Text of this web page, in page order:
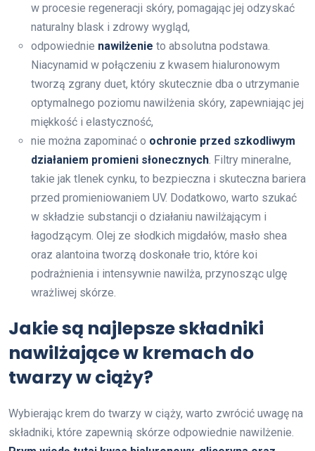
w procesie regeneracji skóry, pomagając jej odzyskać
naturalny blask i zdrowy wygląd,
odpowiednie nawilżenie to absolutna podstawa.
Niacynamid w połączeniu z kwasem hialuronowym
tworzą zgrany duet, który skutecznie dba o utrzymanie
optymalnego poziomu nawilżenia skóry, zapewniając jej
miękkość i elastyczność,
nie można zapominać o ochronie przed szkodliwym
działaniem promieni słonecznych. Filtry mineralne,
takie jak tlenek cynku, to bezpieczna i skuteczna bariera
przed promieniowaniem UV. Dodatkowo, warto szukać
w składzie substancji o działaniu nawilżającym i
łagodzącym. Olej ze słodkich migdałów, masło shea
oraz alantoina tworzą doskonałe trio, które koi
podrażnienia i intensywnie nawilża, przynosząc ulgę
wrażliwej skórze.
Jakie są najlepsze składniki
nawilżające w kremach do
twarzy w ciąży?
Wybierając krem do twarzy w ciąży, warto zwrócić uwagę na
składniki, które zapewnią skórze odpowiednie nawilżenie.